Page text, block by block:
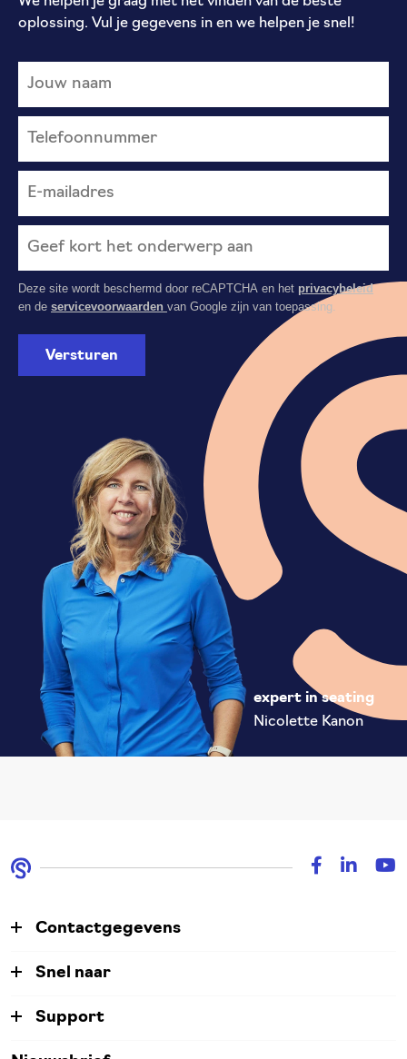
oplossing. Vul je gegevens in en we helpen je snel!
Deze site wordt beschermd door reCAPTCHA en het privacybeleid
en de servicevoorwaarden van Google zijn van toepassing.
expert in seating
Nicolette Kanon
Contactgegevens
Snel naar
Support